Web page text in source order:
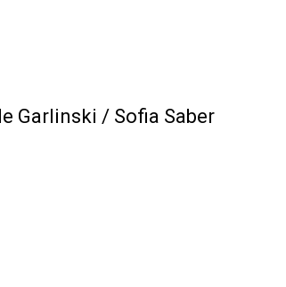
Garlinski / Sofia Saber